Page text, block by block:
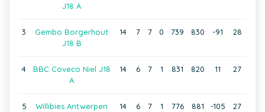
J18 A
3
Gembo Borgerhout
J18 B
14 7 7 0 739 830 -91 28
4
BBC Coveco Niel J18
A
14 6 7 1 831 820 11 27
5
Willibies Antwerpen
14 6 7 1 776 881 -105 27